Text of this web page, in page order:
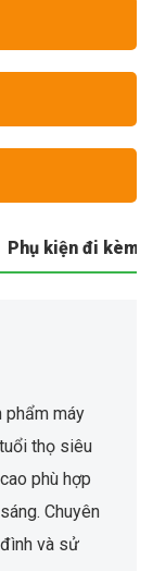
Phụ kiện đi kèm
phẩm máy
thọ siêu
phù hợp
Chuyên
và sử